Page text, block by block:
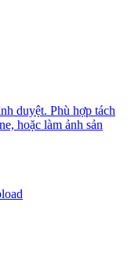
duyệt. Phù hợp tách
hoặc làm ảnh sản